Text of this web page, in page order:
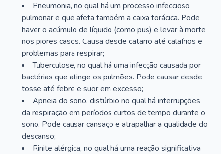
Pneumonia, no qual há um processo infeccioso
pulmonar e que afeta também a caixa torácica. Pode
haver o acúmulo de líquido (como pus) e levar à morte
nos piores casos. Causa desde catarro até calafrios e
problemas para respirar;
Tuberculose, no qual há uma infecção causada por
bactérias que atinge os pulmões. Pode causar desde
tosse até febre e suor em excesso;
Apneia do sono, distúrbio no qual há interrupções
da respiração em períodos curtos de tempo durante o
sono. Pode causar cansaço e atrapalhar a qualidade do
descanso;
Rinite alérgica, no qual há uma reação significativa